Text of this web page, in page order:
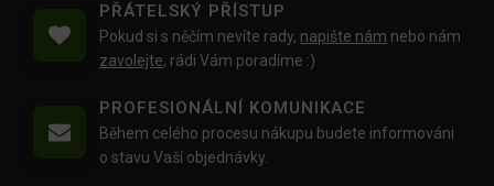
PŘÁTELSKÝ PŘÍSTUP
Pokud si s něčím nevíte rady, napište nám nebo nám
zavolejte, rádi Vám poradíme :)
PROFESIONÁLNÍ KOMUNIKACE
Během celého procesu nákupu budete informováni
o stavu Vaší objednávky.